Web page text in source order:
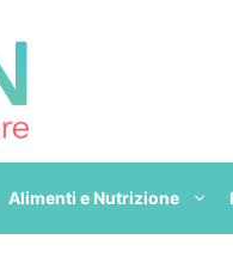
Alimenti e Nutrizione